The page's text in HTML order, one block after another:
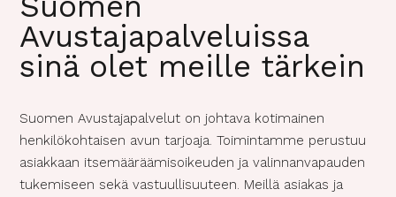
Avustajapalveluissa
sinä olet meille tärkein
Suomen Avustajapalvelut on johtava kotimainen
henkilökohtaisen avun tarjoaja. Toimintamme perustuu
asiakkaan itsemääräämisoikeuden ja valinnanvapauden
tukemiseen sekä vastuullisuuteen. Meillä asiakas ja